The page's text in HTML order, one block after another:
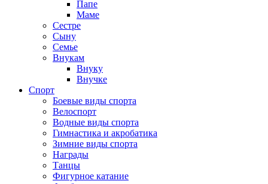
Папе
Маме
Сестре
Сыну
Семье
Внукам
Внуку
Внучке
Спорт
Боевые виды спорта
Велоспорт
Водные виды спорта
Гимнастика и акробатика
Зимние виды спорта
Награды
Танцы
Фигурное катание